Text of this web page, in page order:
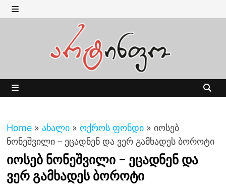
Skip
to MENU
Home » ახალი » ოქროს ფონდი » იოსებ
ნონეშვილი – ეცადნენ და ვერ გამხადეს ბოროტი
იოსებ ნონეშვილი – ეცადნენ და
ვერ გამხადეს ბოროტი